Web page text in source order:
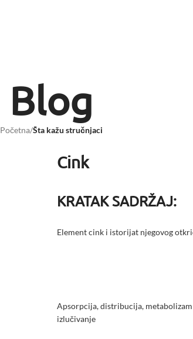
Blog
Početna/Šta kažu stručnjaci
Cink
KRATAK SADRŽAJ:
Element cink i istorijat njegovog
Apsorpcija, distribucija,
izlučivanje